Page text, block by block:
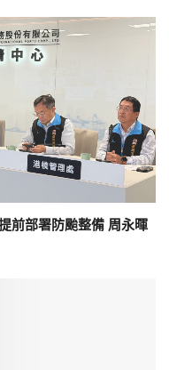
前部署防颱整備 周永暉